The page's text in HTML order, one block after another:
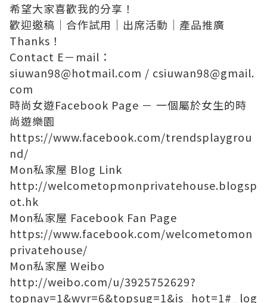
希望大家喜歡我的分享！
歡迎邀稿│合作試用│出席活動│產品推廣
Thanks！
Contact E－mail：
siuwan98@hotmail.com / csiuwan98@gmail.
com
時尚女遊Facebook Page － 一個屬於女生的時
尚遊樂園
https://www.facebook.com/trendsplaygrou
nd/
Mon私家屋 Blog Link
http://welcometopmonprivatehouse.blogsp
ot.hk
Mon私家屋 Facebook Fan Page
https://www.facebook.com/welcometomon
privatehouse/
Mon私家屋 Weibo
http://weibo.com/u/3925752629?
topnav=1&wvr=6&topsug=1&is_hot=1#_log